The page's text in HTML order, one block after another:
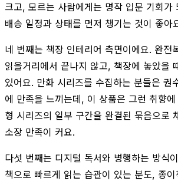
크고, 모르는 사람에게는 명작 입문 기회가
배송 일정과 상태를 먼저 챙기는 것이 좋아
네 번째는 책장 인테리어 측면이에요. 완전
읽을거리에서 끝나지 않고, 책장에 놓았을
있어요. 만화 시리즈를 수집하는 분들은 권
에 만족을 느끼는데, 이 상품은 그런 취향
형 시리즈의 일부 구간을 완결된 묶음으로
소장 만족이 커요.
다섯 번째는 디지털 독서와 병행하는 방식
책으로 빠르게 읽는 습관이 있는 분도, 종